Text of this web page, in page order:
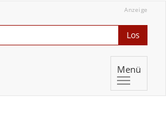
Anzeige
Los
Menü